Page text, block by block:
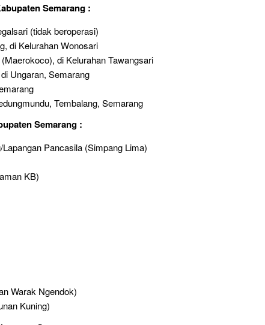
Semarang :
(tidak beroperasi)
di Kelurahan Wonosari
di Kelurahan Tawangsari
Ungaran, Semarang
Tembalang, Semarang
Semarang :
Pancasila (Simpang Lima)
KB)
Warak Ngendok)
Kuning)